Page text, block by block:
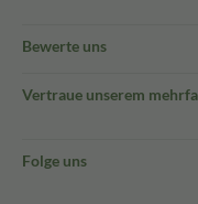
Bewerte uns
Vertraue unserem
Folge uns